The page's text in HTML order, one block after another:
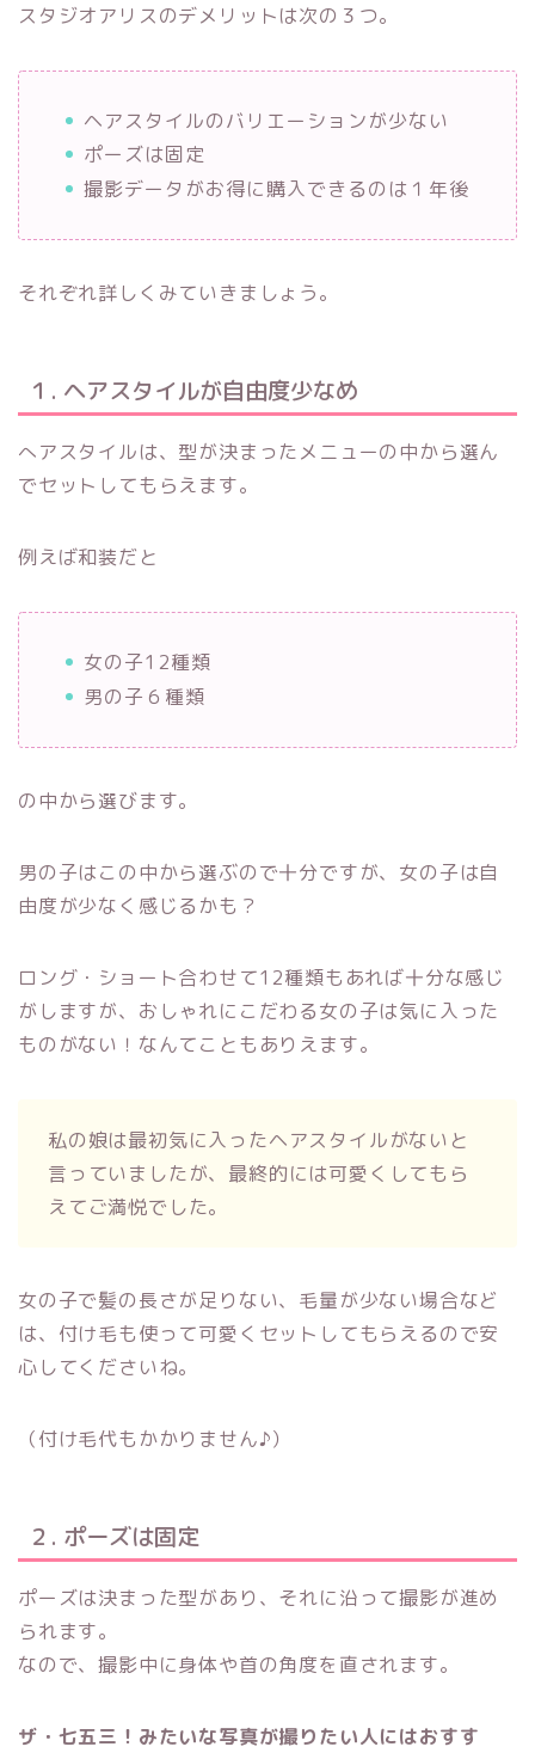
スタジオアリスのデメリットは次の３つ。
ヘアスタイルのバリエーションが少ない
ポーズは固定
撮影データがお得に購入できるのは１年後
それぞれ詳しくみていきましょう。
１. ヘアスタイルが自由度少なめ
へアスタイルは、型が決まったメニューの中から選ん
でセットしてもらえます。
例えば和装だと
女の子12種類
男の子６種類
の中から選びます。
男の子はこの中から選ぶので十分ですが、女の子は自
由度が少なく感じるかも？
ロング・ショート合わせて12種類もあれば十分な感じ
がしますが、おしゃれにこだわる女の子は気に入った
ものがない！なんてこともありえます。
私の娘は最初気に入ったヘアスタイルがないと
言っていましたが、最終的には可愛くしてもら
えてご満悦でした。
女の子で髪の長さが足りない、毛量が少ない場合など
は、付け毛も使って可愛くセットしてもらえるので安
心してくださいね。
（付け毛代もかかりません♪）
２. ポーズは固定
ポーズは決まった型があり、それに沿って撮影が進め
られます。
なので、撮影中に身体や首の角度を直されます。
ザ・七五三！みたいな写真が撮りたい人にはおすす